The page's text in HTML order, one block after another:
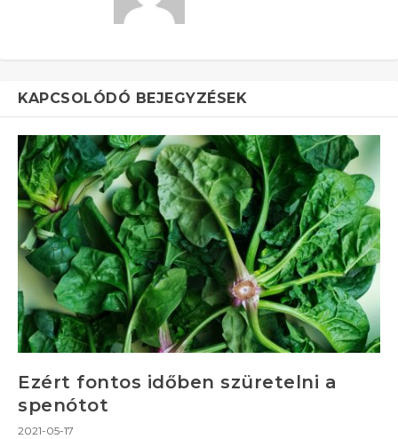
KAPCSOLÓDÓ BEJEGYZÉSEK
Ezért fontos időben szüretelni a
spenótot
2021-05-17